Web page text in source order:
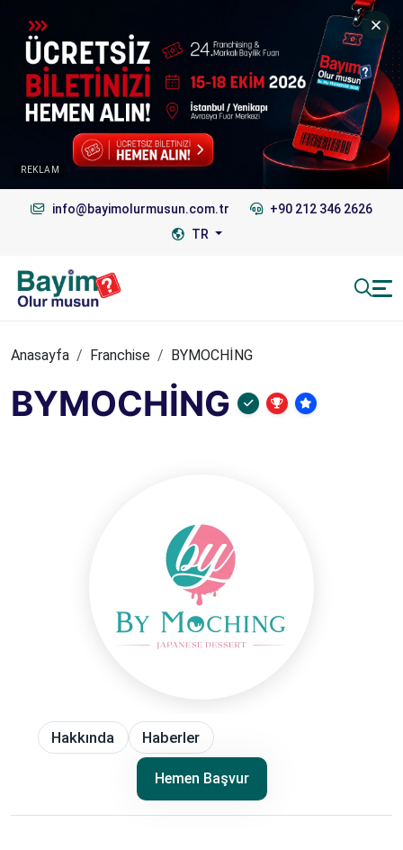
REKLAM
info@bayimolurmusun.com.tr
+90 212 346 2626
TR
Anasayfa Franchise BYMOCHİNG
BYMOCHİNG
Hakkında Haberler
Hemen Başvur